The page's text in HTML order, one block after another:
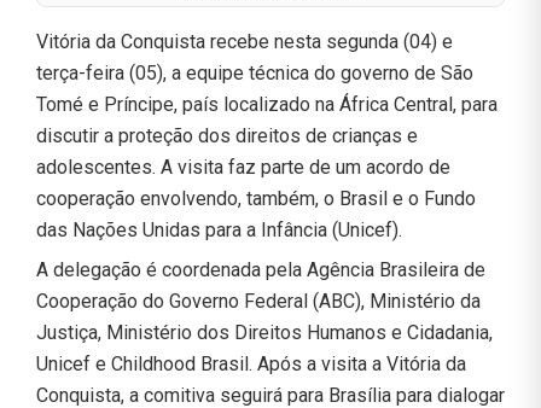
Vitória da Conquista recebe nesta segunda (04) e
terça-feira (05), a equipe técnica do governo de São
Tomé e Príncipe, país localizado na África Central, para
discutir a proteção dos direitos de crianças e
adolescentes. A visita faz parte de um acordo de
cooperação envolvendo, também, o Brasil e o Fundo
das Nações Unidas para a Infância (Unicef).
A delegação é coordenada pela Agência Brasileira de
Cooperação do Governo Federal (ABC), Ministério da
Justiça, Ministério dos Direitos Humanos e Cidadania,
Unicef e Childhood Brasil. Após a visita a Vitória da
Conquista, a comitiva seguirá para Brasília para dialogar